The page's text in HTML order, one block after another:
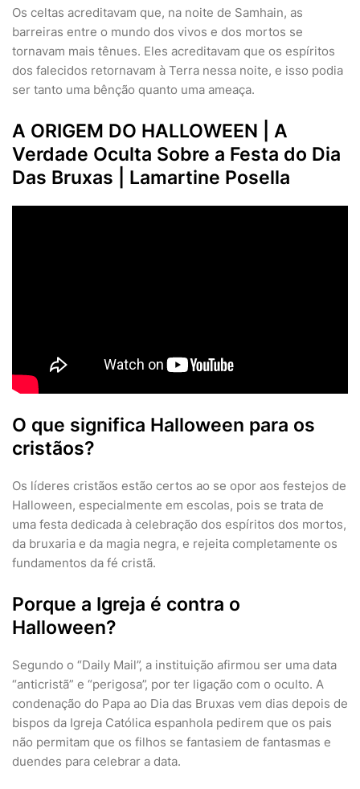
Os celtas acreditavam que, na noite de Samhain, as
barreiras entre o mundo dos vivos e dos mortos se
tornavam mais tênues. Eles acreditavam que os espíritos
dos falecidos retornavam à Terra nessa noite, e isso podia
ser tanto uma bênção quanto uma ameaça.
A ORIGEM DO HALLOWEEN | A
Verdade Oculta Sobre a Festa do Dia
Das Bruxas | Lamartine Posella
O que significa Halloween para os
cristãos?
Os líderes cristãos estão certos ao se opor aos festejos de
Halloween, especialmente em escolas, pois se trata de
uma festa dedicada à celebração dos espíritos dos mortos,
da bruxaria e da magia negra, e rejeita completamente os
fundamentos da fé cristã.
Porque a Igreja é contra o
Halloween?
Segundo o “Daily Mail”, a instituição afirmou ser uma data
“anticristã” e “perigosa”, por ter ligação com o oculto. A
condenação do Papa ao Dia das Bruxas vem dias depois de
bispos da Igreja Católica espanhola pedirem que os pais
não permitam que os filhos se fantasiem de fantasmas e
duendes para celebrar a data.